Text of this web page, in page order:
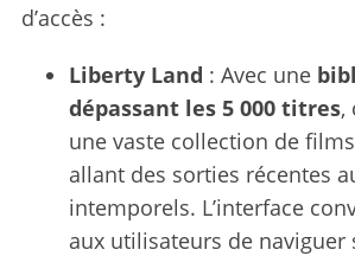
d’accès :
Liberty Land : Avec une
dépassant les 5 000 titres,
une vaste collection de
allant des sorties récentes
intemporels. L’interface
aux utilisateurs de naviguer